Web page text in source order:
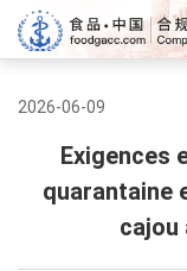
2026-06-09
Exigences
quarantaine
cajou